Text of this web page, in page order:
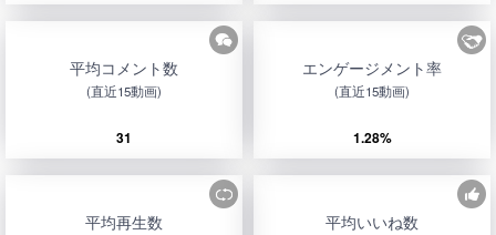
平均コメント数
(直近15動画)
31
エンゲージメント率
(直近15動画)
1.28%
平均再生数 平均いいね数